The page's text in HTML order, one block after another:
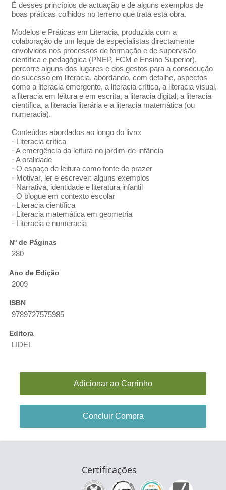
É desses princípios de actuação e de alguns exemplos de
boas práticas colhidos no terreno que trata esta obra.
Modelos e Práticas em Literacia, produzida com a
colaboração de um leque de especialistas directamente
envolvidos nos processos de formação e de supervisão
científica e pedagógica (PNEP, FCM e Ensino Superior),
percorre alguns dos lugares e dos gestos para a consecução
do sucesso em literacia, abordando, com detalhe, aspectos
como a literacia emergente, a literacia crítica, a literacia visual,
a literacia em leitura e em escrita, a literacia digital, a literacia
científica, a literacia literária e a literacia matemática (ou
numeracia).
Conteúdos abordados ao longo do livro:
· Literacia crítica
· A emergência da leitura no jardim-de-infância
· A oralidade
· O espaço de leitura como fonte de prazer
· Motivar, ler e escrever: alguns exemplos
· Narrativa, identidade e literatura infantil
· O blogue em contexto escolar
· Literacia científica
· Literacia matemática em geometria
· Literacia e numeracia
Nº de Páginas
280
Ano de Edição
2009
ISBN
9789727575985
Editora
LIDEL
Adicionar ao Carrinho
Concluir Compra
Certificações